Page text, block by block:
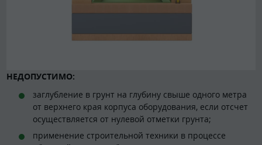
НЕДОПУСТИМО:
заглубление в грунт на глубину свыше одного метра
от верхнего края корпуса оборудования, если отсчет
осуществляется от нулевой отметки грунта;
применение строительной техники в процессе